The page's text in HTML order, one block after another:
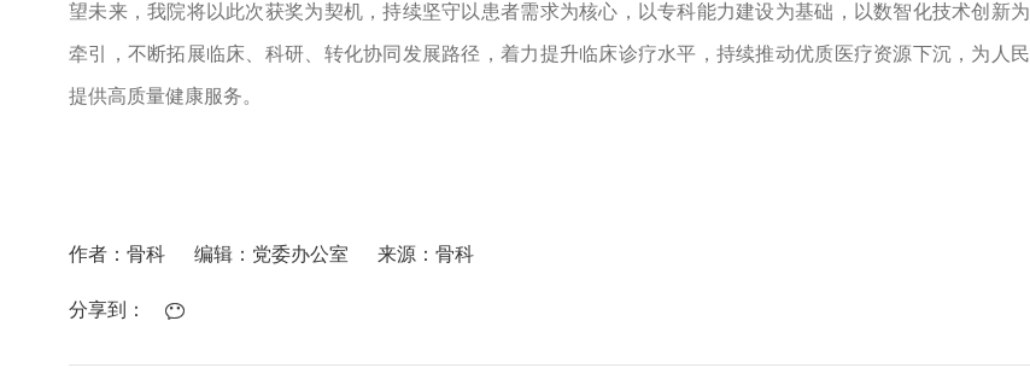
望未来，我院将以此次获奖为契机，持续坚守以患者需求为核心，以专科能力建设为基础，以数智化技术创新为
牵引，不断拓展临床、科研、转化协同发展路径，着力提升临床诊疗水平，持续推动优质医疗资源下沉，为人民
提供高质量健康服务。
作者：骨科 编辑：党委办公室 来源：骨科
分享到：